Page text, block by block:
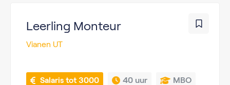
Leerling Monteur
Vianen UT
Salaris tot 3000 40 uur MBO